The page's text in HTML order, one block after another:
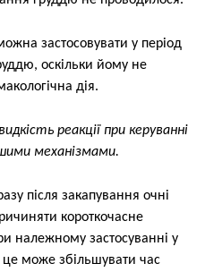
застосовувати у період
оскільки йому не
дія.
реакції при керуванні
механізмами.
після закапування очні
короткочасне
належному застосуванні у
може збільшувати час